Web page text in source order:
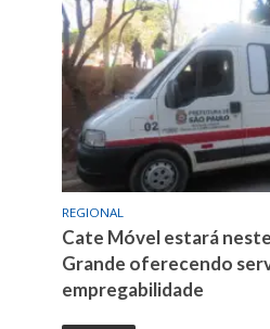
REGIONAL
Cate Móvel estará
Grande oferecendo
empregabilidade